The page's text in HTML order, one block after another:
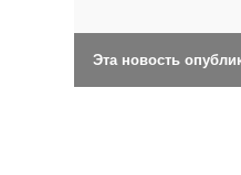
Эта новость